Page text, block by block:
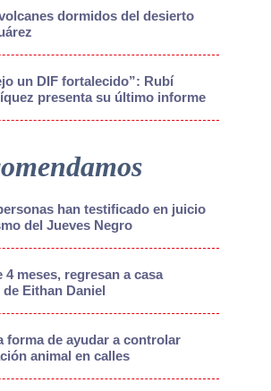
dormidos del desierto
un DIF fortalecido”: Rubí
presenta su último informe
han testificado en juicio
del Jueves Negro
4 meses, regresan a casa
Eithan Daniel
forma de ayudar a controlar
animal en calles